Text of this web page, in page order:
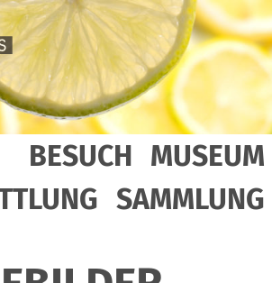
BESUCH MUSEUM
SAMMLUNG